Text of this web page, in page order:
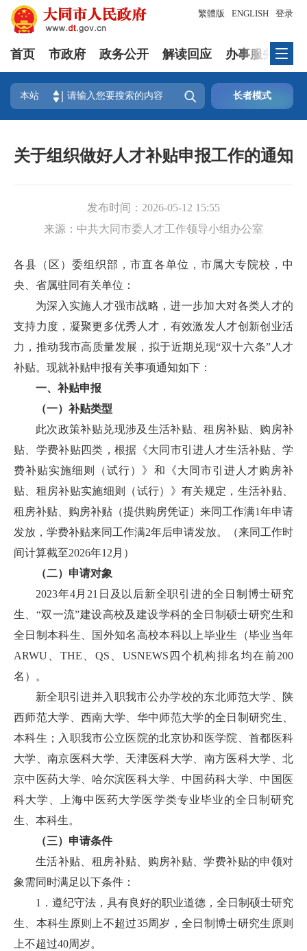
登录
繁體版 ENGLISH
首页 市政府 政务公开 解读回应 办事服务
本站  长者模式
关于组织做好人才补贴申报工作的通知
发布时间： 2026-05-12 15:55
来源： 中共大同市委人才工作领导小组办公室
各县（区）委组织部，市直各单位，市属大专院校，中
央、省属驻同有关单位：
为深入实施人才强市战略，进一步加大对各类人才的
支持力度，凝聚更多优秀人才，有效激发人才创新创业活
力，推动我市高质量发展，拟于近期兑现“双十六条”人才
补贴。现就补贴申报有关事项通知如下：
一、补贴申报
（一）补贴类型
此次政策补贴兑现涉及生活补贴、租房补贴、购房补
贴、学费补贴四类，根据《大同市引进人才生活补贴、学
费补贴实施细则（试行）》和《大同市引进人才购房补
贴、租房补贴实施细则（试行）》有关规定，生活补贴、
租房补贴、购房补贴（提供购房凭证）来同工作满1年申请
发放，学费补贴来同工作满2年后申请发放。（来同工作时
间计算截至2026年12月）
（二）申请对象
2023年4月21日及以后新全职引进的全日制博士研究
生、“双一流”建设高校及建设学科的全日制硕士研究生和
全日制本科生、国外知名高校本科以上毕业生（毕业当年
ARWU、THE、QS、USNEWS四个机构排名均在前200
名）。
新全职引进并入职我市公办学校的东北师范大学、陕
西师范大学、西南大学、华中师范大学的全日制研究生、
本科生；入职我市公立医院的北京协和医学院、首都医科
大学、南京医科大学、天津医科大学、南方医科大学、北
京中医药大学、哈尔滨医科大学、中国药科大学、中国医
科大学、上海中医药大学医学类专业毕业的全日制研究
生、本科生。
（三）申请条件
生活补贴、租房补贴、购房补贴、学费补贴的申领对
象需同时满足以下条件：
1．遵纪守法，具有良好的职业道德，全日制硕士研究
生、本科生原则上不超过35周岁，全日制博士研究生原则
上不超过40周岁。